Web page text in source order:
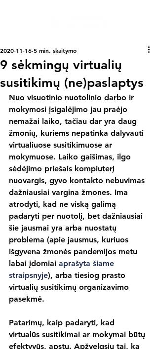
9 sėkmingų virtualių
susitikimų (ne)paslaptys
2020-11-16 5 min. skaitymo
Nuo visuotinio nuotolinio darbo ir
mokymosi įsigalėjimo jau praėjo
nemažai laiko, tačiau dar yra daug
žmonių, kuriems nepatinka dalyvauti
virtualiuose susitikimuose ar
mokymuose. Laiko gaišimas, ilgo
sėdėjimo priešais kompiuterį
nuovargis, gyvo kontakto nebuvimas
dažniausiai vargina žmones. Ima
atrodyti, kad ne viską galimą
padaryti per nuotolį, bet dažniausiai
šie jausmai yra arba nuostatų
problema (apie jausmus, kuriuos
išgyvena žmonės pandemijos metu
labai įdomiai aprašyta šiame
straipsnyje), arba tiesiog prasto
virtualių susitikimų organizavimo
pasekmė.
Patarimų, kaip padaryti, kad
virtualūs susitikimai ar mokymai būtų
efektyvūs, apstu. Apžvelgsiu tai, ką